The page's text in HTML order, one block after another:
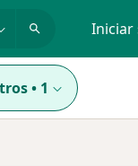
Iniciar
• 1